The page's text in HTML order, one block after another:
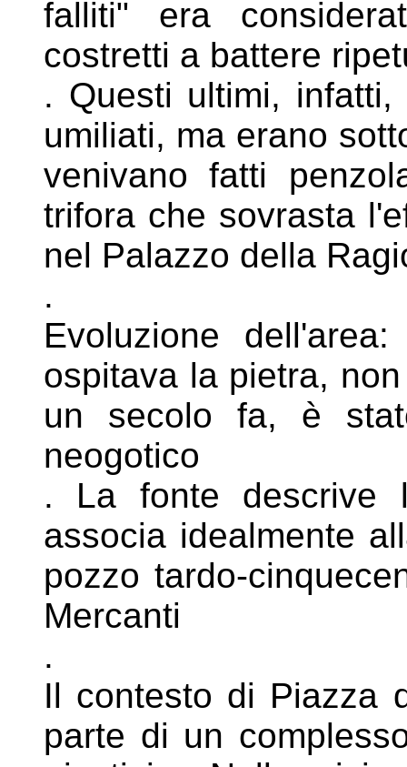
falliti" era
costretti a battere
. Questi ultimi, infatti,
umiliati, ma erano
venivano fatti
trifora che sovrasta
nel Palazzo della
.
Evoluzione
ospitava la pietra,
un secolo fa, è
neogotico
. La fonte descrive
associa idealmente
pozzo tardo-
Mercanti
.
Il contesto di Piazza
parte di un